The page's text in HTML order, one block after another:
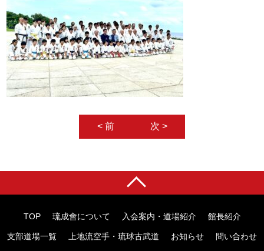
< 前 次 >
TOP 琉成會について 入会案内・道場紹介 館長紹介
支部道場一覧 上地流空手・琉球古武道 お知らせ 問い合わせ